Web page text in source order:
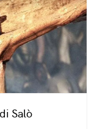
Salò